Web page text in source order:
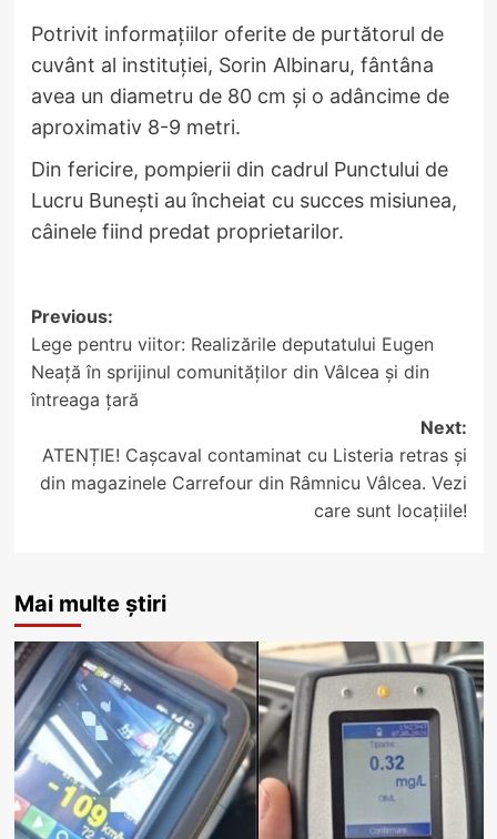
Potrivit informațiilor oferite de purtătorul de
cuvânt al instituției, Sorin Albinaru, fântâna
avea un diametru de 80 cm și o adâncime de
aproximativ 8-9 metri.
Din fericire, pompierii din cadrul Punctului de
Lucru Bunești au încheiat cu succes misiunea,
câinele fiind predat proprietarilor.
Post
navigation
Previous:
Lege pentru viitor: Realizările deputatului Eugen
Neață în sprijinul comunităților din Vâlcea și din
întreaga țară
Next:
ATENȚIE! Cașcaval contaminat cu Listeria retras și
din magazinele Carrefour din Râmnicu Vâlcea. Vezi
care sunt locațiile!
Mai multe știri